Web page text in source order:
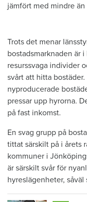
jämfört med mindre
Trots det menar
bostadsmarknaden är
resurssvaga individer
svårt att hitta
nyproducerade
pressar upp hyrorna.
på fast inkomst.
En svag grupp på
tittat särskilt på i årets
kommuner i
är särskilt svår för
hyreslägenheter,